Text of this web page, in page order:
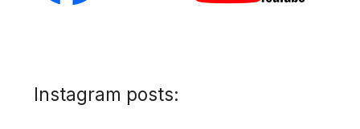
Instagram posts: